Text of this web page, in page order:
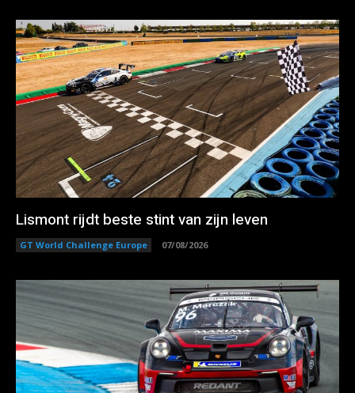
Lismont rijdt beste stint van zijn leven
GT World Challenge Europe 07/08/2026